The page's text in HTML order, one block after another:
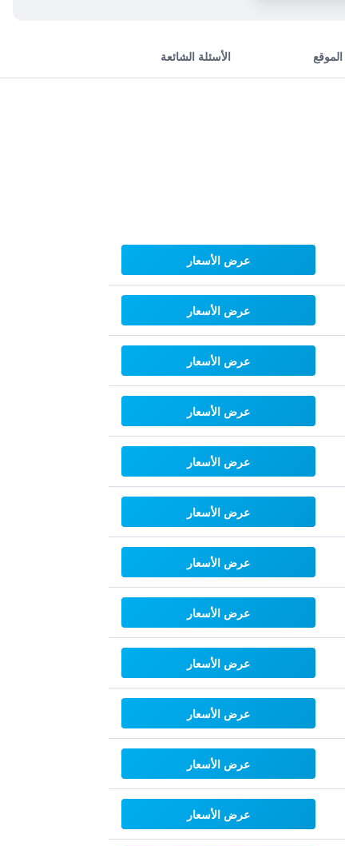
الموقع الأسئلة الشائعة
عرض الأسعار
عرض الأسعار
عرض الأسعار
عرض الأسعار
عرض الأسعار
عرض الأسعار
عرض الأسعار
عرض الأسعار
عرض الأسعار
عرض الأسعار
عرض الأسعار
عرض الأسعار